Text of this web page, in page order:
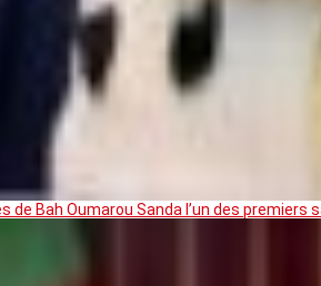
de Bah Oumarou Sanda l’un des premiers